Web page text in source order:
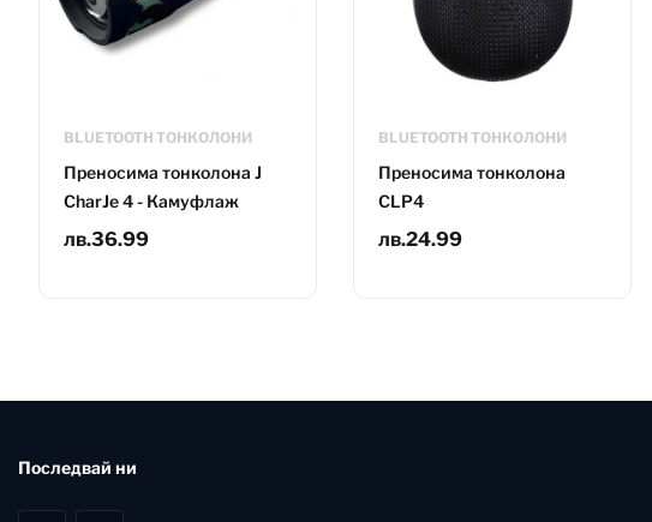
BLUETOOTH ТОНКОЛОНИ
Преносима тонколона J
CharJe 4 - Камуфлаж
лв.36.99
BLUETOOTH ТОНКОЛОНИ
Преносима тонколона
CLP4
лв.24.99
Последвай ни